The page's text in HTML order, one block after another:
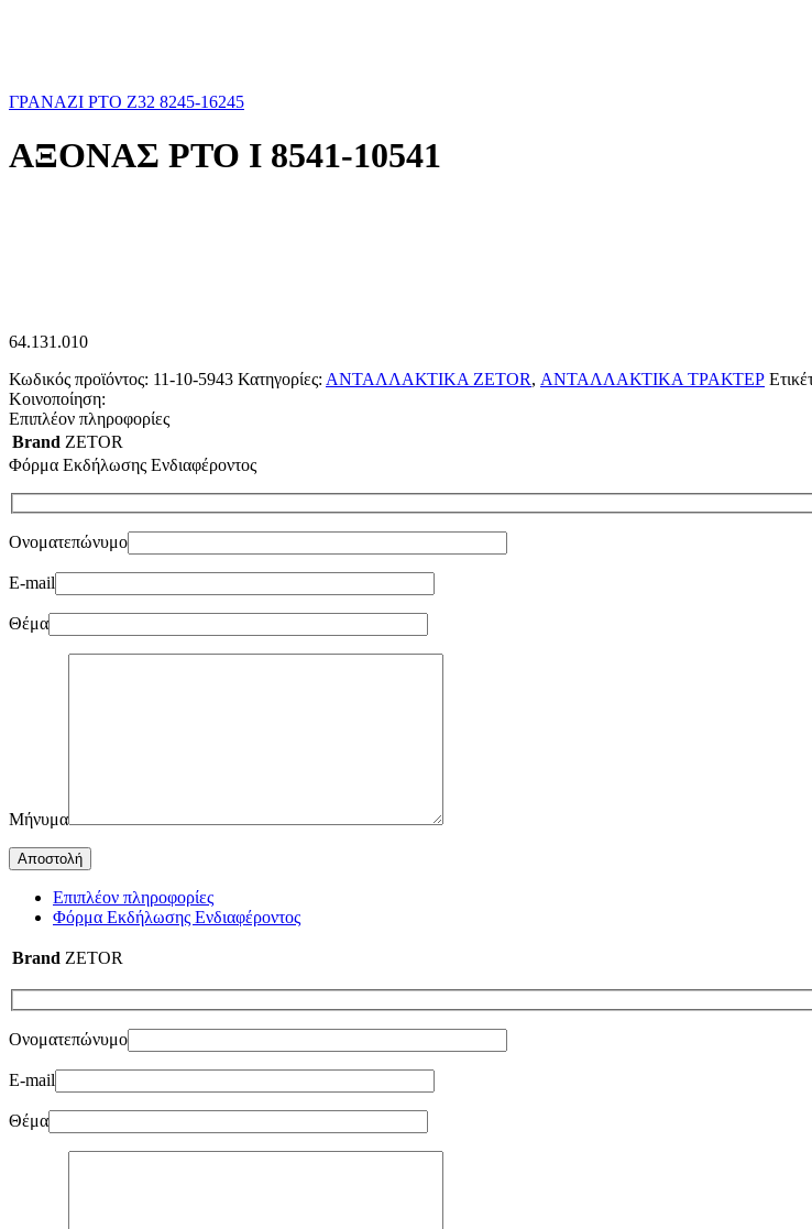
ΓΡΑΝΑΖΙ ΡΤΟ Ζ32 8245-16245
ΑΞΟΝΑΣ ΡΤΟ Ι 8541-10541
64.131.010
Κωδικός προϊόντος: 11-10-5943 Κατηγορίες: ΑΝΤΑΛΛΑΚΤΙΚΑ ZETOR, ΑΝΤΑΛΛΑΚΤΙΚΑ ΤΡΑΚΤΕΡ
Κοινοποίηση:
Επιπλέον πληροφορίες
Brand ZETOR
Φόρμα Εκδήλωσης Ενδιαφέροντος
Ονοματεπώνυμο
E-mail
Θέμα
Μήνυμα
Επιπλέον πληροφορίες
Φόρμα Εκδήλωσης Ενδιαφέροντος
Brand ZETOR
Ονοματεπώνυμο
E-mail
Θέμα